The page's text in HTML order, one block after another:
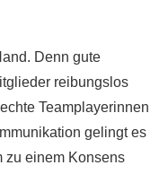
Denn gute
reibungslos
Teamplayerinnen
gelingt es
zu einem Konsens